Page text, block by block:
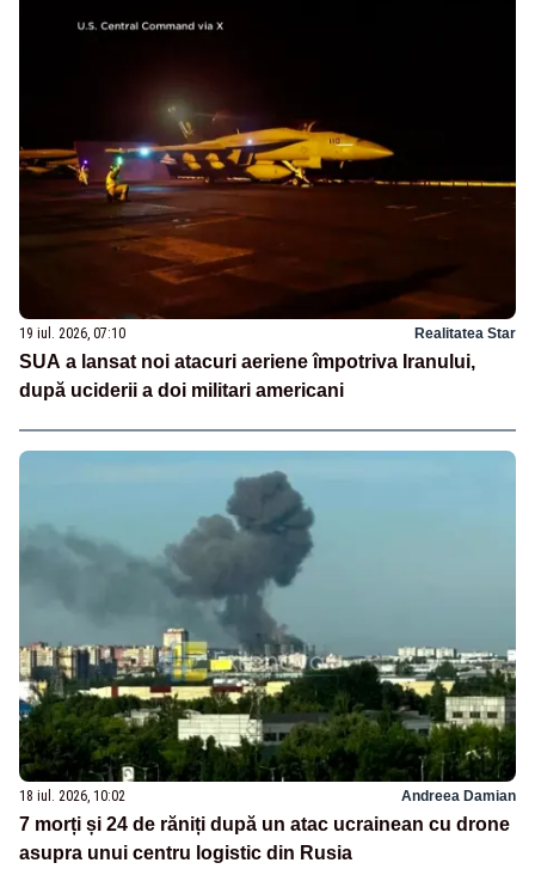
19 iul. 2026, 07:10 Realitatea Star
SUA a lansat noi atacuri aeriene împotriva Iranului,
după uciderii a doi militari americani
18 iul. 2026, 10:02 Andreea Damian
7 morți și 24 de răniți după un atac ucrainean cu drone
asupra unui centru logistic din Rusia